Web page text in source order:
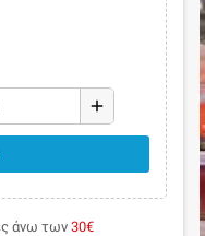
add
άνω των 30€